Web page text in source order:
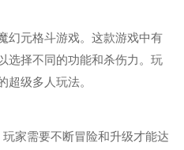
幻元格斗游戏。这款游戏中有
选择不同的功能和杀伤力。玩
超级多人玩法。
家需要不断冒险和升级才能达